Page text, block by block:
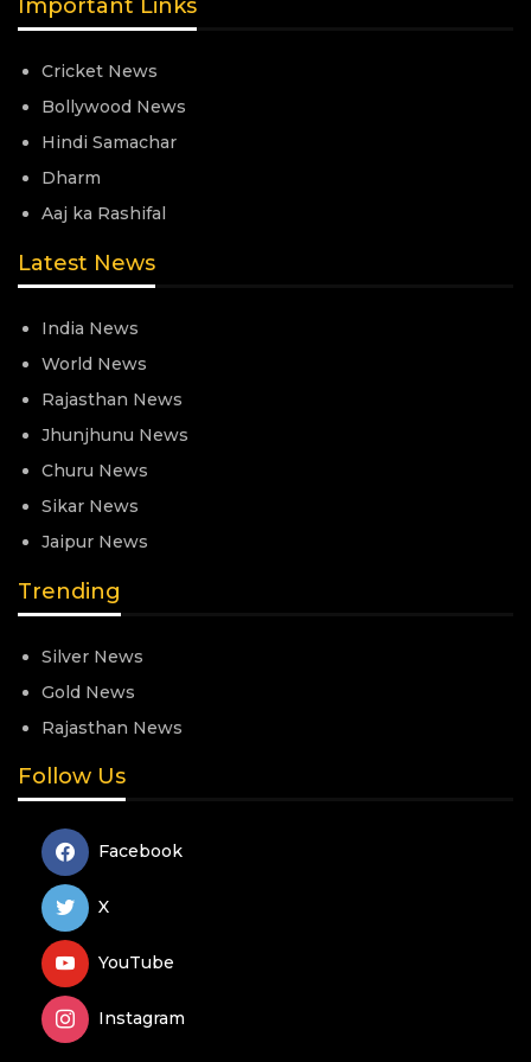
Important Links
Cricket News
Bollywood News
Hindi Samachar
Dharm
Aaj ka Rashifal
Latest News
India News
World News
Rajasthan News
Jhunjhunu News
Churu News
Sikar News
Jaipur News
Trending
Silver News
Gold News
Rajasthan News
Follow Us
Facebook
X
YouTube
Instagram